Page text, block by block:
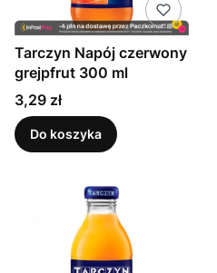
Tarczyn Napój czerwony
grejpfrut 300 ml
Cena
3,29 zł
Do koszyka